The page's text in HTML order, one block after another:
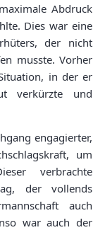
Abdruck
Dies war eine
der nicht
musste. Vorher
in der er
verkürzte und
engagierter,
um
verbrachte
der vollends
auch
war auch der